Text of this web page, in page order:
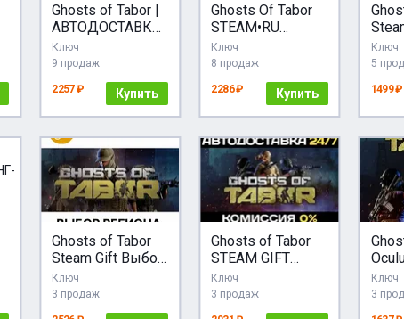
Ghosts of Tabor |
АВТОДОСТАВКА
[Россия Steam
Gift]
Ключ
9 продаж
2257 ₽ Купить
Ghosts Of Tabor
STEAM•RU
АВТОДОСТАВКА
Ключ
8 продаж
2286 ₽ Купить
Мир
RU/
Ключ
5
1499 ₽
Ghosts of Tabor
Steam Gift Выбор
Региона
Ключ
3 продаж
Ghosts of Tabor
STEAM GIFT
АВТОДОСТАВКА
Ключ
3 продаж
Key
Ключ
3